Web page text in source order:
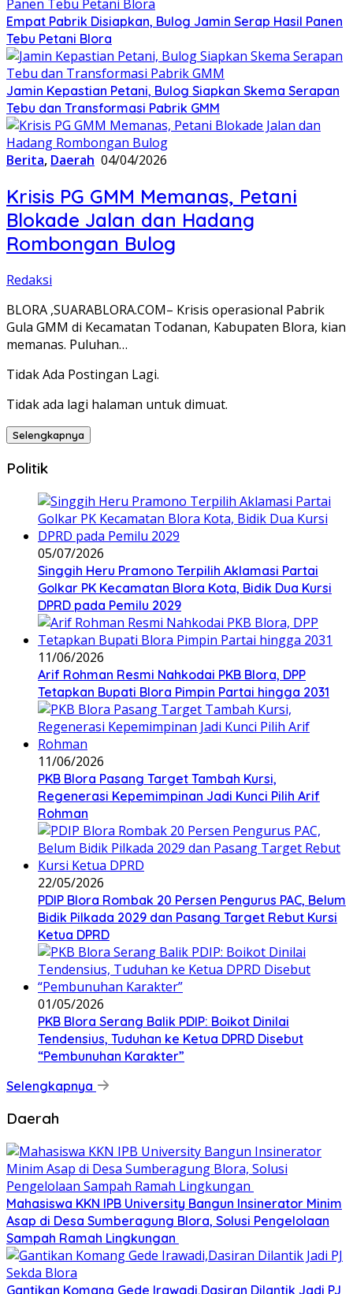
Empat Pabrik Disiapkan, Bulog Jamin Serap Hasil Panen
Tebu Petani Blora
Jamin Kepastian Petani, Bulog Siapkan Skema Serapan
Tebu dan Transformasi Pabrik GMM
Berita, Daerah 04/04/2026
‎Krisis PG GMM Memanas, Petani
Blokade Jalan dan Hadang
Rombongan Bulog
Redaksi
‎BLORA ,SUARABLORA.COM– Krisis operasional Pabrik
Gula GMM di Kecamatan Todanan, Kabupaten Blora, kian
memanas. Puluhan…
Tidak Ada Postingan Lagi.
Tidak ada lagi halaman untuk dimuat.
Selengkapnya
Politik
05/07/2026
Singgih Heru Pramono Terpilih Aklamasi Partai
Golkar PK Kecamatan Blora Kota, Bidik Dua Kursi
DPRD pada Pemilu 2029
11/06/2026
Arif Rohman Resmi Nahkodai PKB Blora, DPP
Tetapkan Bupati Blora Pimpin Partai hingga 2031
11/06/2026
PKB Blora Pasang Target Tambah Kursi,
Regenerasi Kepemimpinan Jadi Kunci Pilih Arif
Rohman
22/05/2026
PDIP Blora Rombak 20 Persen Pengurus PAC, Belum
Bidik Pilkada 2029 dan Pasang Target Rebut Kursi
Ketua DPRD
01/05/2026
PKB Blora Serang Balik PDIP: Boikot Dinilai
Tendensius, Tuduhan ke Ketua DPRD Disebut
“Pembunuhan Karakter”
Selengkapnya
Daerah
Mahasiswa KKN IPB University Bangun Insinerator Minim
Asap di Desa Sumberagung Blora, Solusi Pengelolaan
Sampah Ramah Lingkungan ‎
Gantikan Komang Gede Irawadi,Dasiran Dilantik Jadi PJ